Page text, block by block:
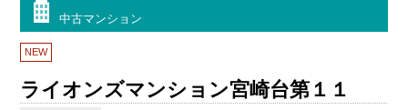
中古マンション
NEW
ライオンズマンション宮崎台第１１